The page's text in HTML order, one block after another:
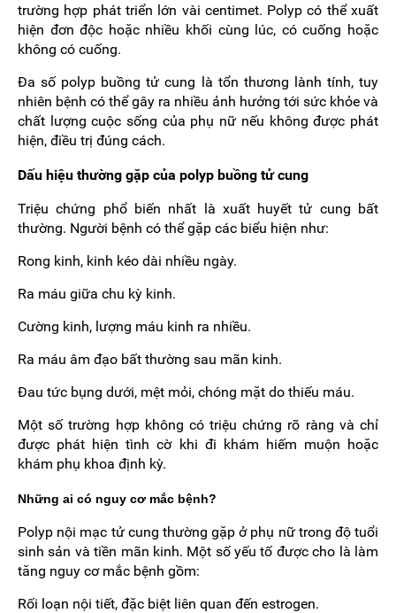
trường hợp phát triển lớn vài centimet. Polyp có thể xuất
hiện đơn độc hoặc nhiều khối cùng lúc, có cuống hoặc
không có cuống.
Đa số polyp buồng tử cung là tổn thương lành tính, tuy
nhiên bệnh có thể gây ra nhiều ảnh hưởng tới sức khỏe và
chất lượng cuộc sống của phụ nữ nếu không được phát
hiện, điều trị đúng cách.
Dấu hiệu thường gặp của polyp buồng tử cung
Triệu chứng phổ biến nhất là xuất huyết tử cung bất
thường. Người bệnh có thể gặp các biểu hiện như:
Rong kinh, kinh kéo dài nhiều ngày.
Ra máu giữa chu kỳ kinh.
Cường kinh, lượng máu kinh ra nhiều.
Ra máu âm đạo bất thường sau mãn kinh.
Đau tức bụng dưới, mệt mỏi, chóng mặt do thiếu máu.
Một số trường hợp không có triệu chứng rõ ràng và chỉ
được phát hiện tình cờ khi đi khám hiếm muộn hoặc
khám phụ khoa định kỳ.
Những ai có nguy cơ mắc bệnh?
Polyp nội mạc tử cung thường gặp ở phụ nữ trong độ tuổi
sinh sản và tiền mãn kinh. Một số yếu tố được cho là làm
tăng nguy cơ mắc bệnh gồm:
Rối loạn nội tiết, đặc biệt liên quan đến estrogen.